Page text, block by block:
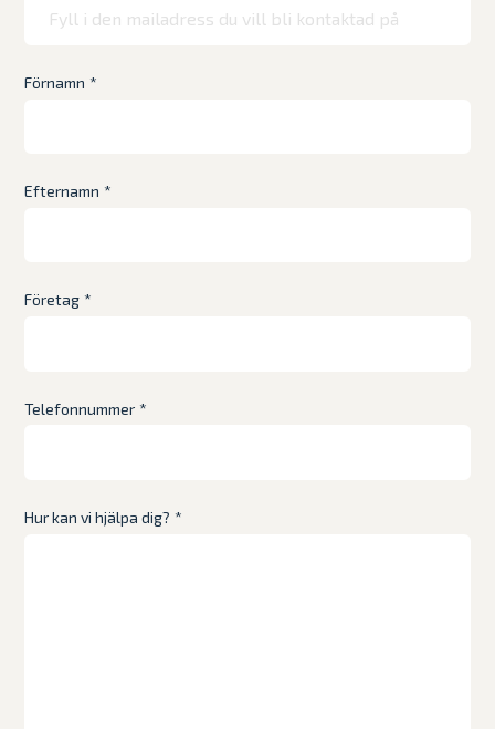
Förnamn *
Efternamn *
Företag *
Telefonnummer *
Hur kan vi hjälpa dig? *